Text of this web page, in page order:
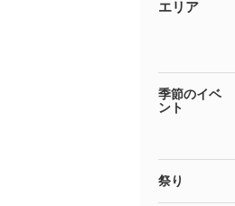
エリア
季節のイベ
ント
祭り